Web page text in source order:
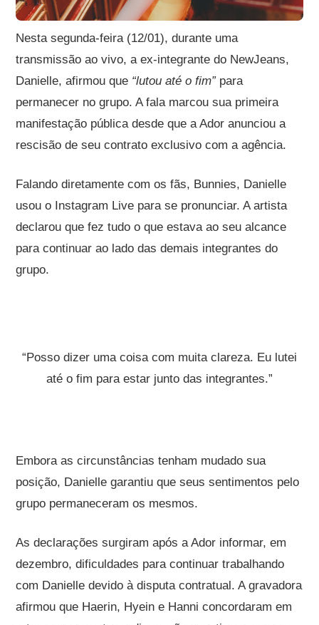
Nesta segunda-feira (12/01), durante uma
transmissão ao vivo, a ex-integrante do NewJeans,
Danielle, afirmou que “lutou até o fim”para
permanecer no grupo. A fala marcou sua primeira
manifestação pública desde que a Ador anunciou a
rescisão de seu contrato exclusivo com a agência.
Falando diretamente com os fãs, Bunnies, Danielle
usou o Instagram Live para se pronunciar. A artista
declarou que fez tudo o que estava ao seu alcance
para continuar ao lado das demais integrantes do
grupo.
“Posso dizer uma coisa com muita clareza. Eu lutei
até o fim para estar junto das integrantes.”
Embora as circunstâncias tenham mudado sua
posição, Danielle garantiu que seus sentimentos pelo
grupo permaneceram os mesmos.
As declarações surgiram após a Ador informar, em
dezembro, dificuldades para continuar trabalhando
com Danielle devido à disputa contratual. A gravadora
afirmou que Haerin, Hyein e Hanni concordaram em